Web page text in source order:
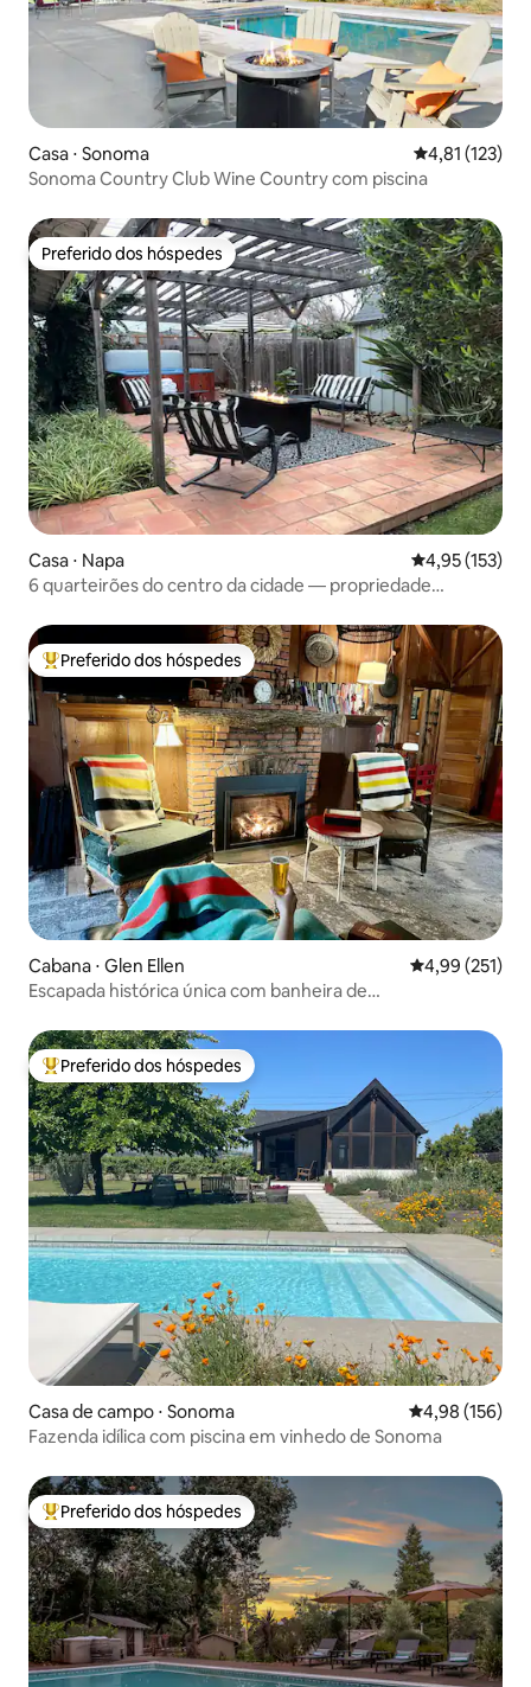
Casa ⋅ Sonoma 4,81 de uma
4,81 (123)
Sonoma Country Club Wine Country com piscina
Preferido dos hóspedes
Preferido dos hóspedes
Casa ⋅ Napa 4,95 de uma
4,95 (153)
6 quarteirões do centro da cidade — propriedade
Entre os melhores preferidos dos hóspedes
Preferido dos hóspedes
Cabana ⋅ Glen Ellen 4,99 de uma
4,99 (251)
Escapada histórica única com banheira de
Entre os melhores preferidos dos hóspedes
Preferido dos hóspedes
Casa de campo ⋅ Sonoma 4,98 de uma
4,98 (156)
Fazenda idílica com piscina em vinhedo de Sonoma
Entre os melhores preferidos dos hóspedes
Preferido dos hóspedes